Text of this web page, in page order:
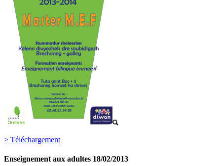
> Téléchargement
Enseignement aux adultes 18/02/2013